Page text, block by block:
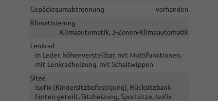
Gepäckraumabtrennung
vorhanden
Klimatisierung
Klimaautomatik, 3-Zonen-Klimaautomatik
Lenkrad
in Leder, höhenverstellbar, mit Multifunktionen,
mit Lenkradheizung, mit Schaltwippen
Sitze
Isofix (Kindersitzbefestigung), Rücksitzbank
hinten geteilt, Sitzheizung, Sportsitze, Isofix